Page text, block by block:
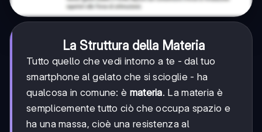
La Struttura della Materia
Tutto quello che vedi intorno a te - dal tuo
smartphone al gelato che si scioglie - ha
qualcosa in comune: è materia. La materia è
semplicemente tutto ciò che occupa spazio e
ha una massa, cioè una resistenza al